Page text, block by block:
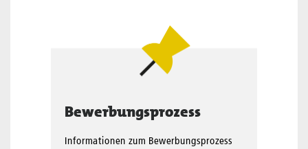
Bewerbungsprozess
Informationen zum Bewerbungs­prozess